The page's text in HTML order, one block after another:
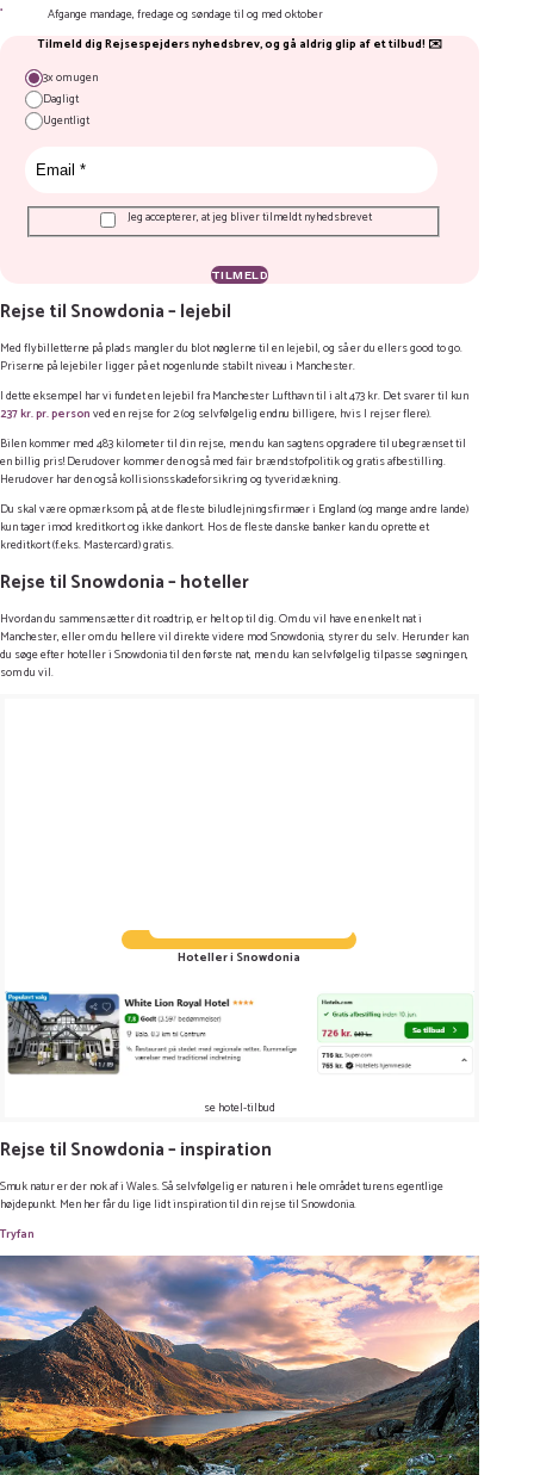
Afgange mandage, fredage og søndage til og med oktober
Tilmeld dig Rejsespejders nyhedsbrev, og gå aldrig glip af et tilbud! ✉️
3x om ugen
Dagligt
Ugentligt
Jeg accepterer, at jeg bliver tilmeldt nyhedsbrevet
Rejse til Snowdonia – lejebil
Med flybilletterne på plads mangler du blot nøglerne til en lejebil, og så er du ellersgood to go.
Priserne på lejebiler ligger på et nogenlunde stabilt niveau i Manchester.
I dette eksempel har vi fundet en lejebil fra Manchester Lufthavn til i alt 473 kr. Det svarer til kun
237 kr. pr. personved en rejse for 2 (og selvfølgelig endnu billigere, hvis I rejser flere).
Bilen kommer med 483 kilometer til din rejse, men du kan sagtens opgradere til ubegrænset til
en billig pris! Derudover kommer den også med fair brændstofpolitik og gratis afbestilling.
Herudover har den også kollisionsskadeforsikring og tyveridækning.
Du skal være opmærksom på, at de fleste biludlejningsfirmaer i England (og mange andre lande)
kun tager imod kreditkort og ikke dankort. Hos de fleste danske banker kan du oprette et
kreditkort (f.eks. Mastercard) gratis.
Rejse til Snowdonia – hoteller
Hvordan du sammensætter dit roadtrip, er helt op til dig. Om du vil have en enkelt nat i
Manchester, eller om du hellere vil direkte videre mod Snowdonia, styrer du selv. Herunder kan
du søge efter hoteller i Snowdonia til den første nat, men du kan selvfølgelig tilpasse søgningen,
som du vil.
Hoteller i Snowdonia
se hotel-tilbud
Rejse til Snowdonia – inspiration
Smuk natur er der nok af i Wales. Så selvfølgelig er naturen i hele området turens egentlige
højdepunkt. Men her får du lige lidt inspiration til din rejse til Snowdonia.
Tryfan
Log ind for at gemme hvad der inspirerer dig
Du kan tilføje op til 99 tilbud
Tilmeld